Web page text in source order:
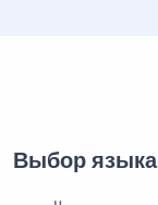
Выбор языка